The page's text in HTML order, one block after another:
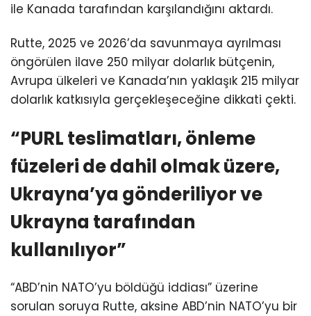
ile Kanada tarafından karşılandığını aktardı.
Rutte, 2025 ve 2026’da savunmaya ayrılması
öngörülen ilave 250 milyar dolarlık bütçenin,
Avrupa ülkeleri ve Kanada’nın yaklaşık 215 milyar
dolarlık katkısıyla gerçekleşeceğine dikkati çekti.
“PURL teslimatları, önleme
füzeleri de dahil olmak üzere,
Ukrayna’ya gönderiliyor ve
Ukrayna tarafından
kullanılıyor”
“ABD’nin NATO’yu böldüğü iddiası” üzerine
sorulan soruya Rutte, aksine ABD’nin NATO’yu bir